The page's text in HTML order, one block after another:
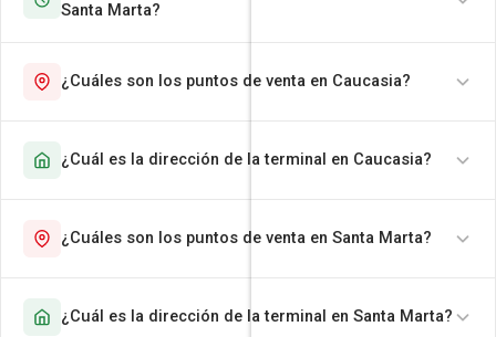
Santa Marta?
¿Cuáles son los puntos de venta en Caucasia?
¿Cuál es la dirección de la terminal en Caucasia?
¿Cuáles son los puntos de venta en Santa Marta?
¿Cuál es la dirección de la terminal en Santa Marta?